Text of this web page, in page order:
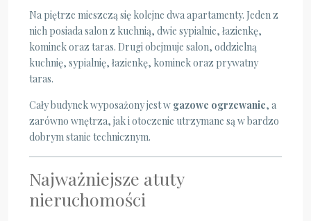
Na piętrze mieszczą się kolejne dwa apartamenty. Jeden z
nich posiada salon z kuchnią, dwie sypialnie, łazienkę,
kominek oraz taras. Drugi obejmuje salon, oddzielną
kuchnię, sypialnię, łazienkę, kominek oraz prywatny
taras.
Cały budynek wyposażony jest w gazowe ogrzewanie, a
zarówno wnętrza, jak i otoczenie utrzymane są w bardzo
dobrym stanie technicznym.
Najważniejsze atuty
nieruchomości